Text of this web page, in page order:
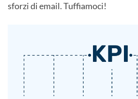
sforzi di email. Tuffiamoci!